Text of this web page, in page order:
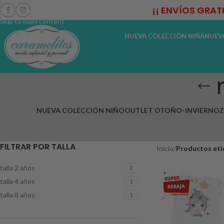
Skip to navigation
Skip to main content
¡¡ ENVÍOS
NUEVA COLECCIÓN NIÑA
NUEVA COLECCIÓN NIÑOOUTLET OTOÑO-INVIERNO
FILTRAR POR TALLA
talla 2 años 2
talla 4 años 1
talla 8 años 1
Inicio/Productos